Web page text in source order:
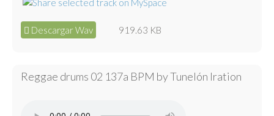
Descargar Wav 919.63 KB
Reggae drums 02 137a BPM by Tunelón Iration